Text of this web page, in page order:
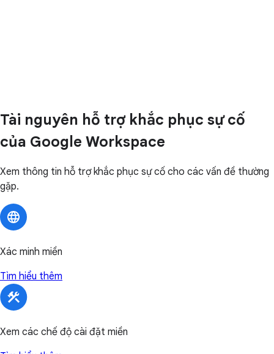
Tài nguyên hỗ trợ khắc phục sự cố
của Google Workspace
Xem thông tin hỗ trợ khắc phục sự cố cho các vấn đề thường
gặp.
Xác minh miền
Tìm hiểu thêm
Xem các chế độ cài đặt miền